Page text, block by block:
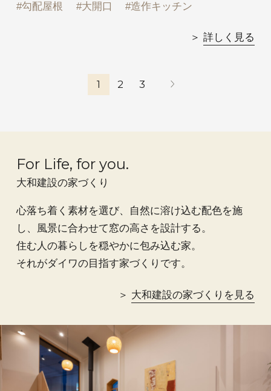
勾配屋根
大開口 造作キッチン
詳しく見る
1 2 3
For Life, for you.
大和建設の家づくり
心落ち着く素材を選び、自然に溶け込む配色を施
し、
風景に合わせて窓の高さを設計する。
住む人の暮らしを穏やかに包み込む家。
それがダイワの目指す家づくりです。
大和建設の家づくりを見る